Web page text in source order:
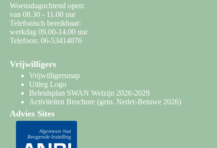
Woensdagochtend open:
van 08.30 - 11.00 uur
Telefonisch bereikbaar:
werkdag 09.00-14.00 uur
Telefoon: 06-53414076
Vrijwilligers
Vrijwilligersmap
Uitleg Logo
Beleidsplan SWAN Welzijn 2026-2029
Activiteiten Brochure (gem. Neder-Betuwe 2026)
Advies Sites